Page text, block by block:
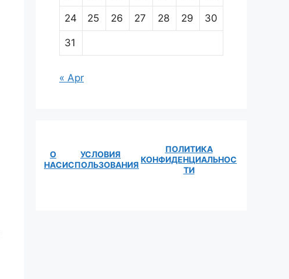
24 25 26 27 28 29 30
31
« Apr
О
НАС
УСЛОВИЯ
ИСПОЛЬЗОВАНИЯ
ПОЛИТИКА
КОНФИДЕНЦИАЛЬНОС
ТИ